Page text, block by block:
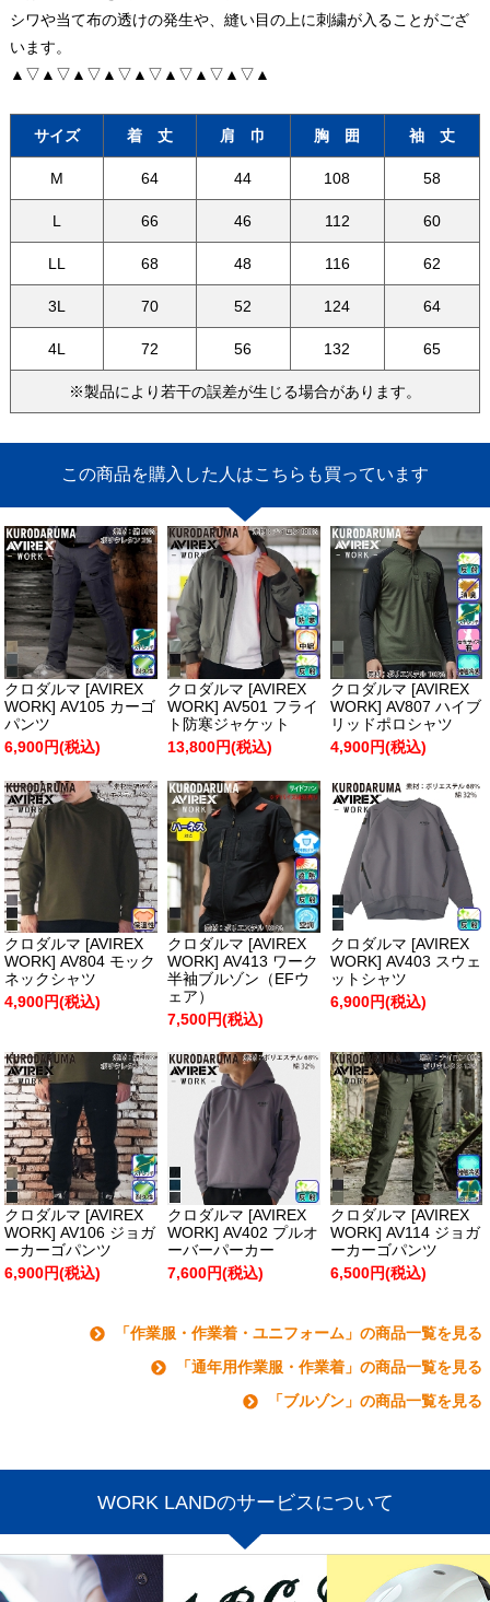
シワや当て布の透けの発生や、縫い目の上に刺繍が入ることがござ
います。
▲▽▲▽▲▽▲▽▲▽▲▽▲▽▲▽▲
サイズ 着 丈 肩 巾 胸 囲 袖 丈
M 64 44 108 58
L 66 46 112 60
LL 68 48 116 62
3L 70 52 124 64
4L 72 56 132 65
※製品により若干の誤差が生じる場合があります。
この商品を購入した人はこちらも買っています
クロダルマ [AVIREX
WORK] AV105 カーゴ
パンツ
6,900円(税込)
クロダルマ [AVIREX
WORK] AV501 フライ
ト防寒ジャケット
13,800円(税込)
クロダルマ [AVIREX
WORK] AV807 ハイブ
リッドポロシャツ
4,900円(税込)
クロダルマ [AVIREX
WORK] AV804 モック
ネックシャツ
4,900円(税込)
クロダルマ [AVIREX
WORK] AV413 ワーク
半袖ブルゾン（EFウ
ェア）
7,500円(税込)
クロダルマ [AVIREX
WORK] AV403 スウェ
ットシャツ
6,900円(税込)
クロダルマ [AVIREX
WORK] AV106 ジョガ
ーカーゴパンツ
6,900円(税込)
クロダルマ [AVIREX
WORK] AV402 プルオ
ーバーパーカー
7,600円(税込)
クロダルマ [AVIREX
WORK] AV114 ジョガ
ーカーゴパンツ
6,500円(税込)
「作業服・作業着・ユニフォーム」の商品一覧を見る
「通年用作業服・作業着」の商品一覧を見る
「ブルゾン」の商品一覧を見る
WORK LANDのサービスについて